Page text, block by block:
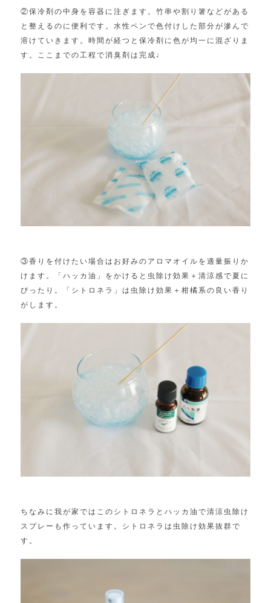
②保冷剤の中身を容器に注ぎます。 竹串や割り箸などがある
と整えるのに便利です。 水性ペンで色付けした部分が滲んで
溶けていきます。時間が経つと保冷剤に色が均一に混ざりま
す。ここまでの工程で消臭剤は完成♩
③香りを付けたい場合はお好みのアロマオイルを適量振りか
けます。
「ハッカ油」をかけると虫除け効果＋清涼感で夏に
ぴったり。「 シトロネラ」は虫除け効果＋柑橘系の良い香り
がします。
ちなみに我が家ではこのシトロネラとハッカ油で清涼虫除け
スプレーも作っています。シトロネラは虫除け効果抜群で
す。